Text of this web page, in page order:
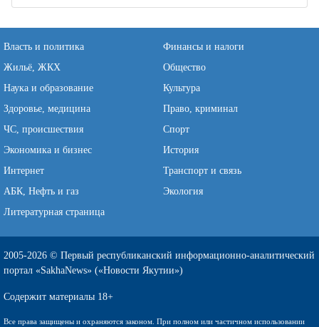
Власть и политика
Финансы и налоги
Жильё, ЖКХ
Общество
Наука и образование
Культура
Здоровье, медицина
Право, криминал
ЧС, происшествия
Спорт
Экономика и бизнес
История
Интернет
Транспорт и связь
АБК, Нефть и газ
Экология
Литературная страница
2005-2026 © Первый республиканский информационно-аналитический
портал «SakhaNews» («Новости Якутии»)
Содержит материалы 18+
Все права защищены и охраняются законом. При полном или частичном использовании